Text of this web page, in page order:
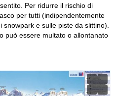
Per ridurre il rischio di
per tutti (indipendentemente
e sulle piste da slittino).
può essere multato o allontanato